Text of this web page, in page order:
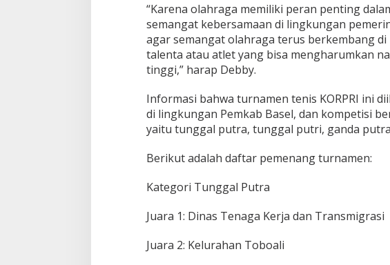
“Karena olahraga memiliki peran penting
semangat kebersamaan di lingkungan
agar semangat olahraga terus berkembang di
talenta atau atlet yang bisa mengharumkan
tinggi,” harap Debby.
Informasi bahwa turnamen tenis KORPRI ini
di lingkungan Pemkab Basel, dan kompetisi
yaitu tunggal putra, tunggal putri, ganda
Berikut adalah daftar pemenang turnamen:
Kategori Tunggal Putra
Juara 1: Dinas Tenaga Kerja dan Transmigrasi
Juara 2: Kelurahan Toboali